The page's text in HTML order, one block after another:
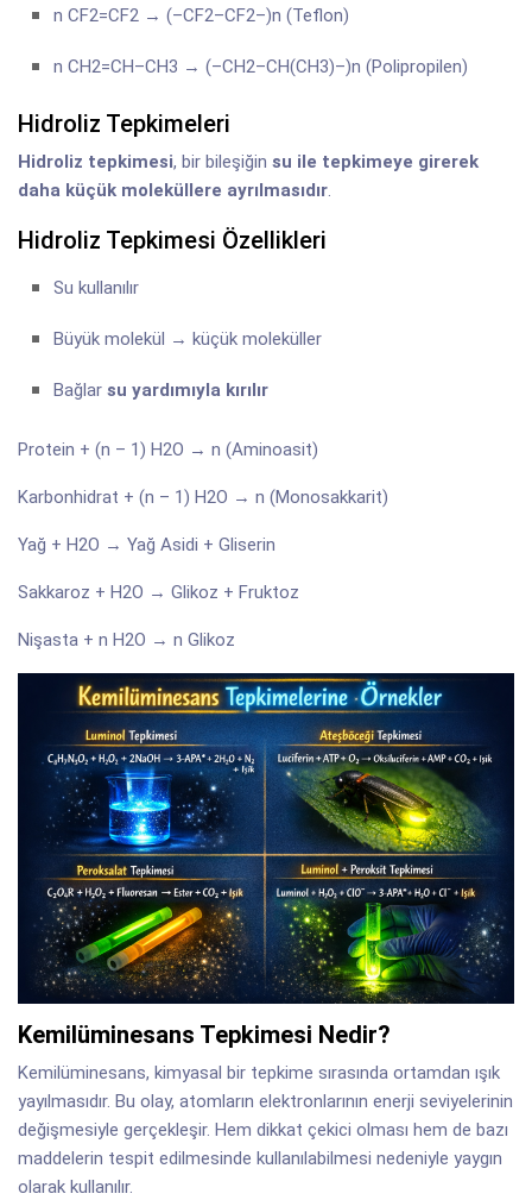
n CF2=CF2 → (–CF2–CF2–)n (Teflon)
n CH2=CH–CH3 → (–CH2–CH(CH3)–)n (Polipropilen)
Hidroliz Tepkimeleri
Hidroliz tepkimesi, bir bileşiğin su ile tepkimeye girerek
daha küçük moleküllere ayrılmasıdır.
Hidroliz Tepkimesi Özellikleri
Su kullanılır
Büyük molekül → küçük moleküller
Bağlar su yardımıyla kırılır
Protein + (n – 1) H2O → n (Aminoasit)
Karbonhidrat + (n – 1) H2O → n (Monosakkarit)
Yağ + H2O → Yağ Asidi + Gliserin
Sakkaroz + H2O → Glikoz + Fruktoz
Nişasta + n H2O → n Glikoz
Kemilüminesans Tepkimesi Nedir?
Kemilüminesans, kimyasal bir tepkime sırasında ortamdan ışık
yayılmasıdır. Bu olay, atomların elektronlarının enerji seviyelerinin
değişmesiyle gerçekleşir. Hem dikkat çekici olması hem de bazı
maddelerin tespit edilmesinde kullanılabilmesi nedeniyle yaygın
olarak kullanılır.